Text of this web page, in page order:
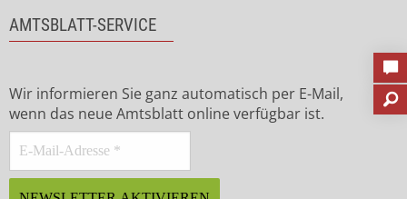
AMTSBLATT-SERVICE
Wir informieren Sie ganz automatisch per E-Mail,
wenn das neue Amtsblatt online verfügbar ist.